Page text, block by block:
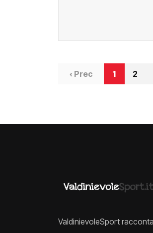
‹ Prec 1 2
ValdinievoleSport racconta